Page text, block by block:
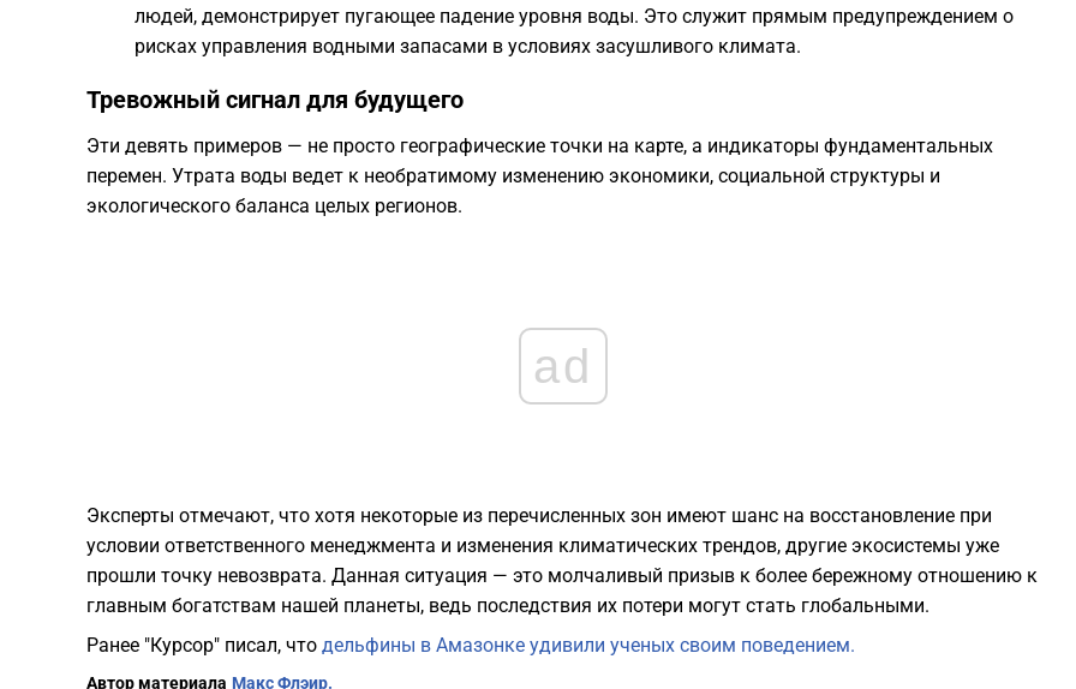
людей, демонстрирует пугающее падение уровня воды. Это служит прямым предупреждением о
рисках управления водными запасами в условиях засушливого климата.
​Тревожный сигнал для будущего
​Эти девять примеров — не просто географические точки на карте, а индикаторы фундаментальных
перемен. Утрата воды ведет к необратимому изменению экономики, социальной структуры и
экологического баланса целых регионов.
ad
​Эксперты отмечают, что хотя некоторые из перечисленных зон имеют шанс на восстановление при
условии ответственного менеджмента и изменения климатических трендов, другие экосистемы уже
прошли точку невозврата. Данная ситуация — это молчаливый призыв к более бережному отношению к
главным богатствам нашей планеты, ведь последствия их потери могут стать глобальными.
Ранее "Курсор" писал, что дельфины в Амазонке удивили ученых своим поведением.
Автор материала Макс Флэир.